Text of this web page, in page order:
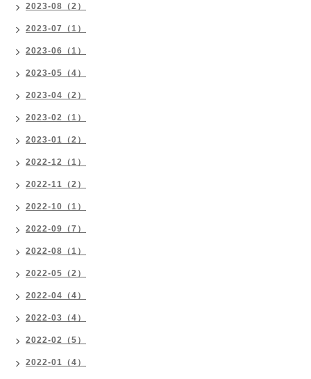
2023-08（2）
2023-07（1）
2023-06（1）
2023-05（4）
2023-04（2）
2023-02（1）
2023-01（2）
2022-12（1）
2022-11（2）
2022-10（1）
2022-09（7）
2022-08（1）
2022-05（2）
2022-04（4）
2022-03（4）
2022-02（5）
2022-01（4）